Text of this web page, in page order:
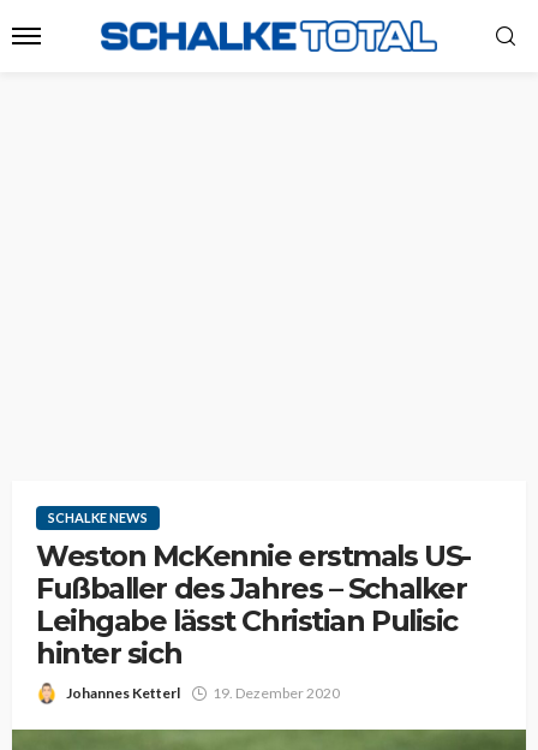
SCHALKE NEWS
Weston McKennie erstmals US-
Fußballer des Jahres – Schalker
Leihgabe lässt Christian Pulisic
hinter sich
Johannes Ketterl 19. Dezember 2020